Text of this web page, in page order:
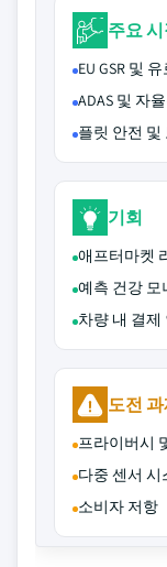
주요
EU GSR 및
ADAS 및 자
플릿 안전 및
기회
애프터마켓
예측 건강 모
차량 내 결제
도전
프라이버시
다중 센서 시
소비자 저항